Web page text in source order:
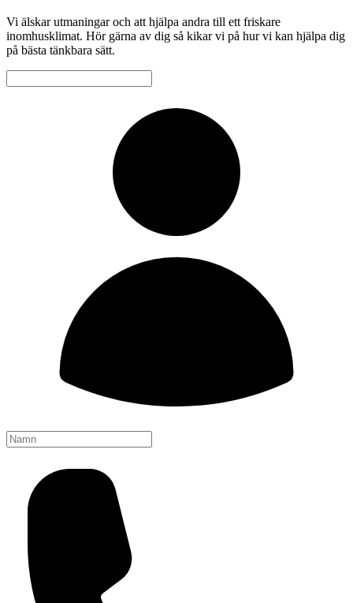
Vi älskar utmaningar och att hjälpa andra till ett friskare
inomhusklimat. Hör gärna av dig så kikar vi på hur vi kan hjälpa dig
på bästa tänkbara sätt.